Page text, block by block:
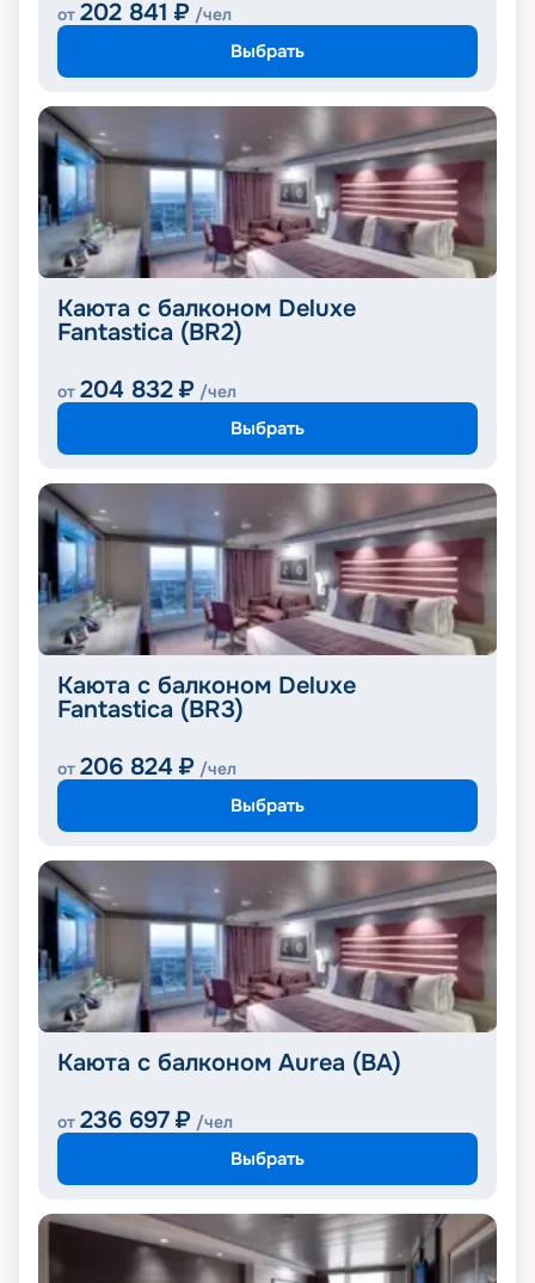
от 202 841 ₽ /чел
Выбрать
Каюта с балконом Deluxe
Fantastica (BR2)
от 204 832 ₽ /чел
Выбрать
Каюта с балконом Deluxe
Fantastica (BR3)
от 206 824 ₽ /чел
Выбрать
Каюта с балконом Aurea (BA)
от 236 697 ₽ /чел
Выбрать